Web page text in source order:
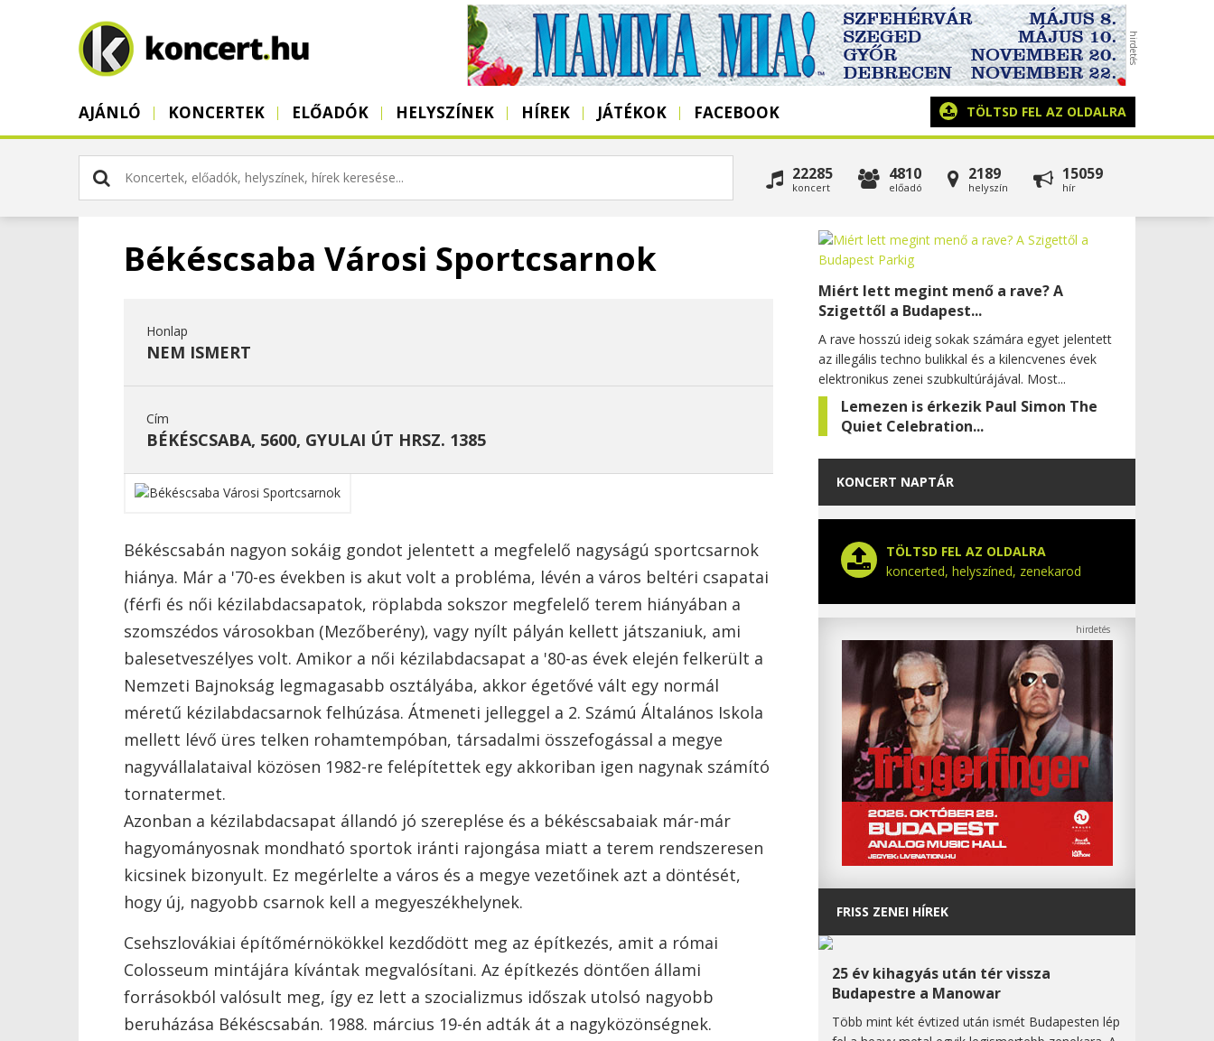
AJÁNLÓ KONCERTEK ELŐADÓK HELYSZÍNEK HÍREK JÁTÉKOK FACEBOOK TÖLTSD FEL AZ OLDALRA
22285
koncert
4810
előadó
2189
helyszín
15059
hír
Békéscsaba Városi Sportcsarnok
Honlap
NEM ISMERT
Cím
BÉKÉSCSABA, 5600, GYULAI ÚT HRSZ. 1385
Békéscsabán nagyon sokáig gondot jelentett a megfelelő nagyságú sportcsarnok
hiánya. Már a '70-es években is akut volt a probléma, lévén a város beltéri csapatai
(férfi és női kézilabdacsapatok, röplabda sokszor megfelelő terem hiányában a
szomszédos városokban (Mezőberény), vagy nyílt pályán kellett játszaniuk, ami
balesetveszélyes volt. Amikor a női kézilabdacsapat a '80-as évek elején felkerült a
Nemzeti Bajnokság legmagasabb osztályába, akkor égetővé vált egy normál
méretű kézilabdacsarnok felhúzása. Átmeneti jelleggel a 2. Számú Általános Iskola
mellett lévő üres telken rohamtempóban, társadalmi összefogással a megye
nagyvállalataival közösen 1982-re felépítettek egy akkoriban igen nagynak számító
tornatermet.
Azonban a kézilabdacsapat állandó jó szereplése és a békéscsabaiak már-már
hagyományosnak mondható sportok iránti rajongása miatt a terem rendszeresen
kicsinek bizonyult. Ez megérlelte a város és a megye vezetőinek azt a döntését,
hogy új, nagyobb csarnok kell a megyeszékhelynek.
Csehszlovákiai építőmérnökökkel kezdődött meg az építkezés, amit a római
Colosseum mintájára kívántak megvalósítani. Az építkezés döntően állami
forrásokból valósult meg, így ez lett a szocializmus időszak utolsó nagyobb
beruházása Békéscsabán. 1988. március 19-én adták át a nagyközönségnek.
Miért lett megint menő a rave? A
Szigettől a Budapest...
A rave hosszú ideig sokak számára egyet jelentett
az illegális techno bulikkal és a kilencvenes évek
elektronikus zenei szubkultúrájával. Most...
Lemezen is érkezik Paul Simon The
Quiet Celebration...
KONCERT NAPTÁR
TÖLTSD FEL AZ OLDALRA
koncerted, helyszíned, zenekarod
FRISS ZENEI HÍREK
25 év kihagyás után tér vissza
Budapestre a Manowar
Több mint két évtized után ismét Budapesten lép